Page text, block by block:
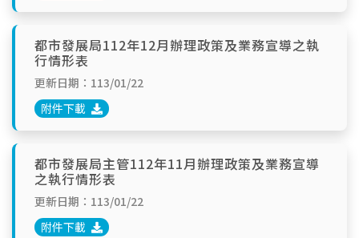
都市發展局112年12月辦理政策及業務宣導之執
行情形表
更新日期：113/01/22
附件下載
都市發展局主管112年11月辦理政策及業務宣導
之執行情形表
更新日期：113/01/22
附件下載